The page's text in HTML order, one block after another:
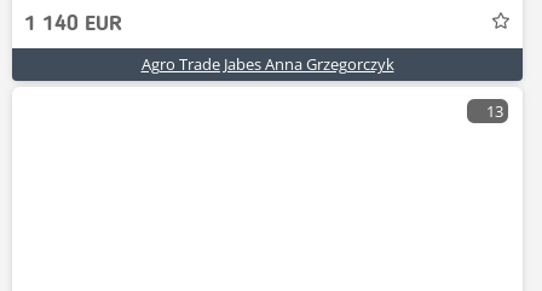
1 140 EUR
Agro Trade Jabes Anna Grzegorczyk
13